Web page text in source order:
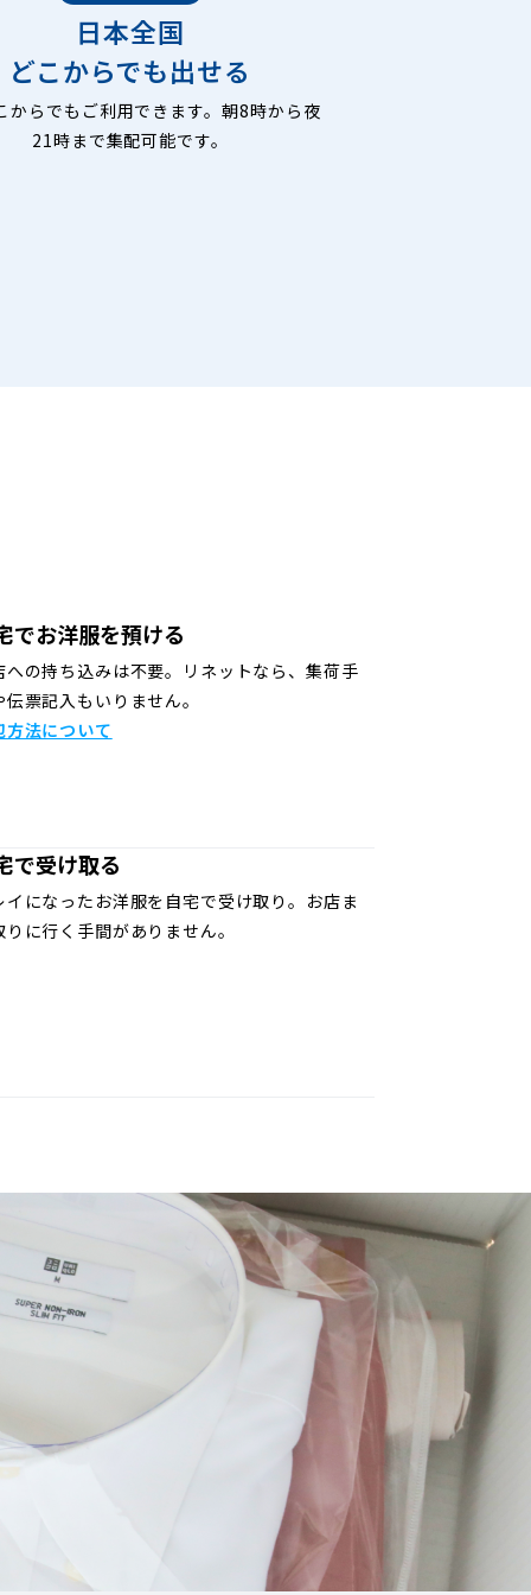
日本全国
どこからでも出せる
からでもご利用できます。朝8時から夜
21時まで集配可能です。
でお洋服を預ける
への持ち込みは不要。リネットなら、集荷手
伝票記入もいりません。
方法について
で受け取る
イになったお洋服を自宅で受け取り。お店ま
りに行く手間がありません。